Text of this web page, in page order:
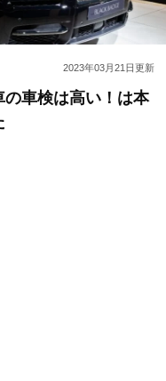
2023年03月21日更新
の車検は高い！は本